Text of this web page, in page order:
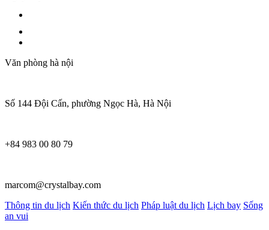
Văn phòng hà nội
Số 144 Đội Cấn, phường Ngọc Hà, Hà Nội
+84 983 00 80 79
marcom@crystalbay.com
Thông tin du lịch Kiến thức du lịch Pháp luật du lịch Lịch bay Sống
an vui